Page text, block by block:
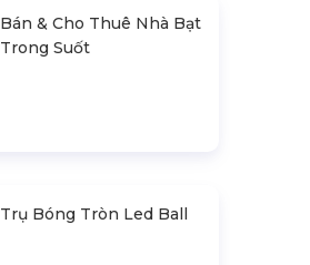
Bán & Cho Thuê Nhà Bạt
Trong Suốt
Trụ Bóng Tròn Led Ball